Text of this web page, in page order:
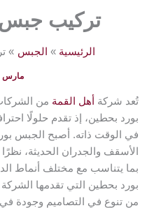
تركيب جبس
الرئيسية الجبس
مارس 3, 2026
تُعد شركة أهل القمة من
بورد بحطين، إذ تقدم حلولًا
في الوقت ذاته. أصبح الجبس
الأسقف والجدران الحديثة، نظرًا
بما يتناسب مع مختلف أنماط
بورد بحطين التي تقدمها
من تنوع في التصاميم وجودة في